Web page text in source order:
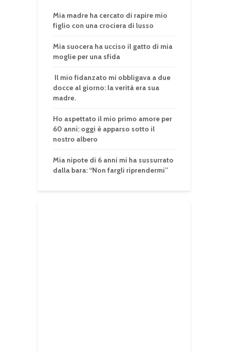
Mia madre ha cercato di rapire mio
figlio con una crociera di lusso
Mia suocera ha ucciso il gatto di mia
moglie per una sfida
Il mio fidanzato mi obbligava a due
docce al giorno: la verità era sua
madre.
Ho aspettato il mio primo amore per
60 anni: oggi è apparso sotto il
nostro albero
Mia nipote di 6 anni mi ha sussurrato
dalla bara: “Non fargli riprendermi”